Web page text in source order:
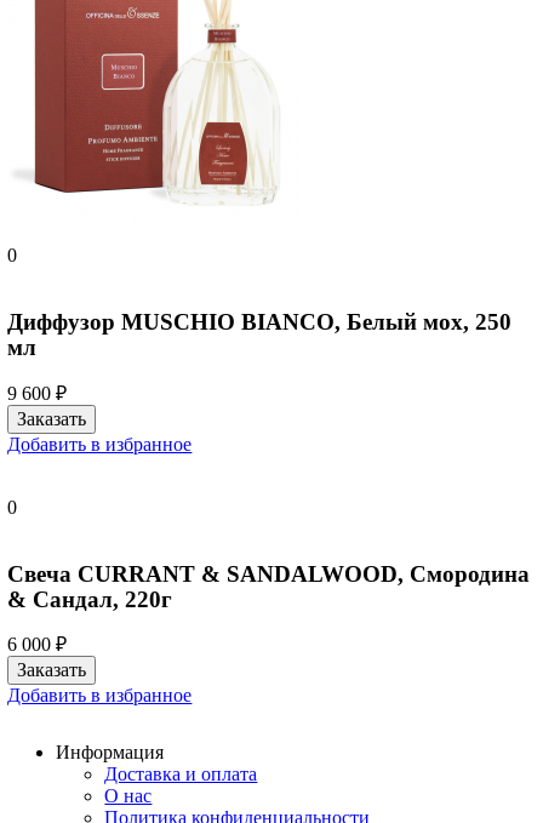
0
Диффузор MUSCHIO BIANCO, Белый мох, 250
мл
9 600 ₽
Добавить в избранное
0
Свеча CURRANT & SANDALWOOD, Смородина
& Сандал, 220г
6 000 ₽
Добавить в избранное
Информация
Доставка и оплата
О нас
Политика конфиденциальности